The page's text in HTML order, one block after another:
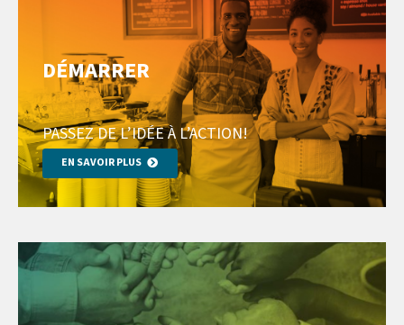
DÉMARRER
PASSEZ DE L’IDÉE À L’ACTION!
EN SAVOIR PLUS